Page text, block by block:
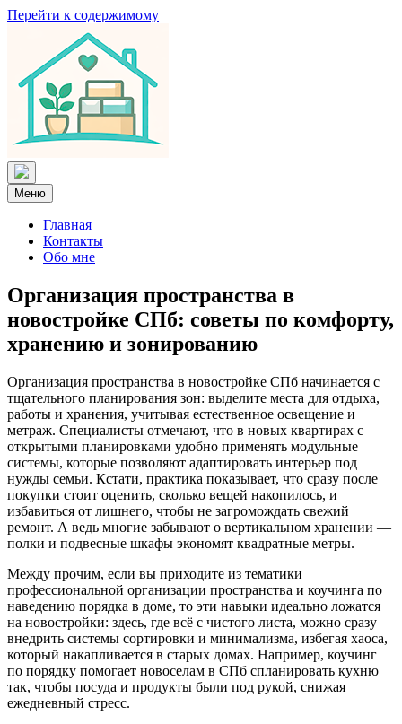
Перейти к содержимому
Меню
Главная
Контакты
Обо мне
Организация пространства в
новостройке СПб: советы по комфорту,
хранению и зонированию
Организация пространства в новостройке СПб начинается с
тщательного планирования зон: выделите места для отдыха,
работы и хранения, учитывая естественное освещение и
метраж. Специалисты отмечают, что в новых квартирах с
открытыми планировками удобно применять модульные
системы, которые позволяют адаптировать интерьер под
нужды семьи. Кстати, практика показывает, что сразу после
покупки стоит оценить, сколько вещей накопилось, и
избавиться от лишнего, чтобы не загромождать свежий
ремонт. А ведь многие забывают о вертикальном хранении —
полки и подвесные шкафы экономят квадратные метры.
Между прочим, если вы приходите из тематики
профессиональной организации пространства и коучинга по
наведению порядка в доме, то эти навыки идеально ложатся
на новостройки: здесь, где всё с чистого листа, можно сразу
внедрить системы сортировки и минимализма, избегая хаоса,
который накапливается в старых домах. Например, коучинг
по порядку помогает новоселам в СПб спланировать кухню
так, чтобы посуда и продукты были под рукой, снижая
ежедневный стресс.